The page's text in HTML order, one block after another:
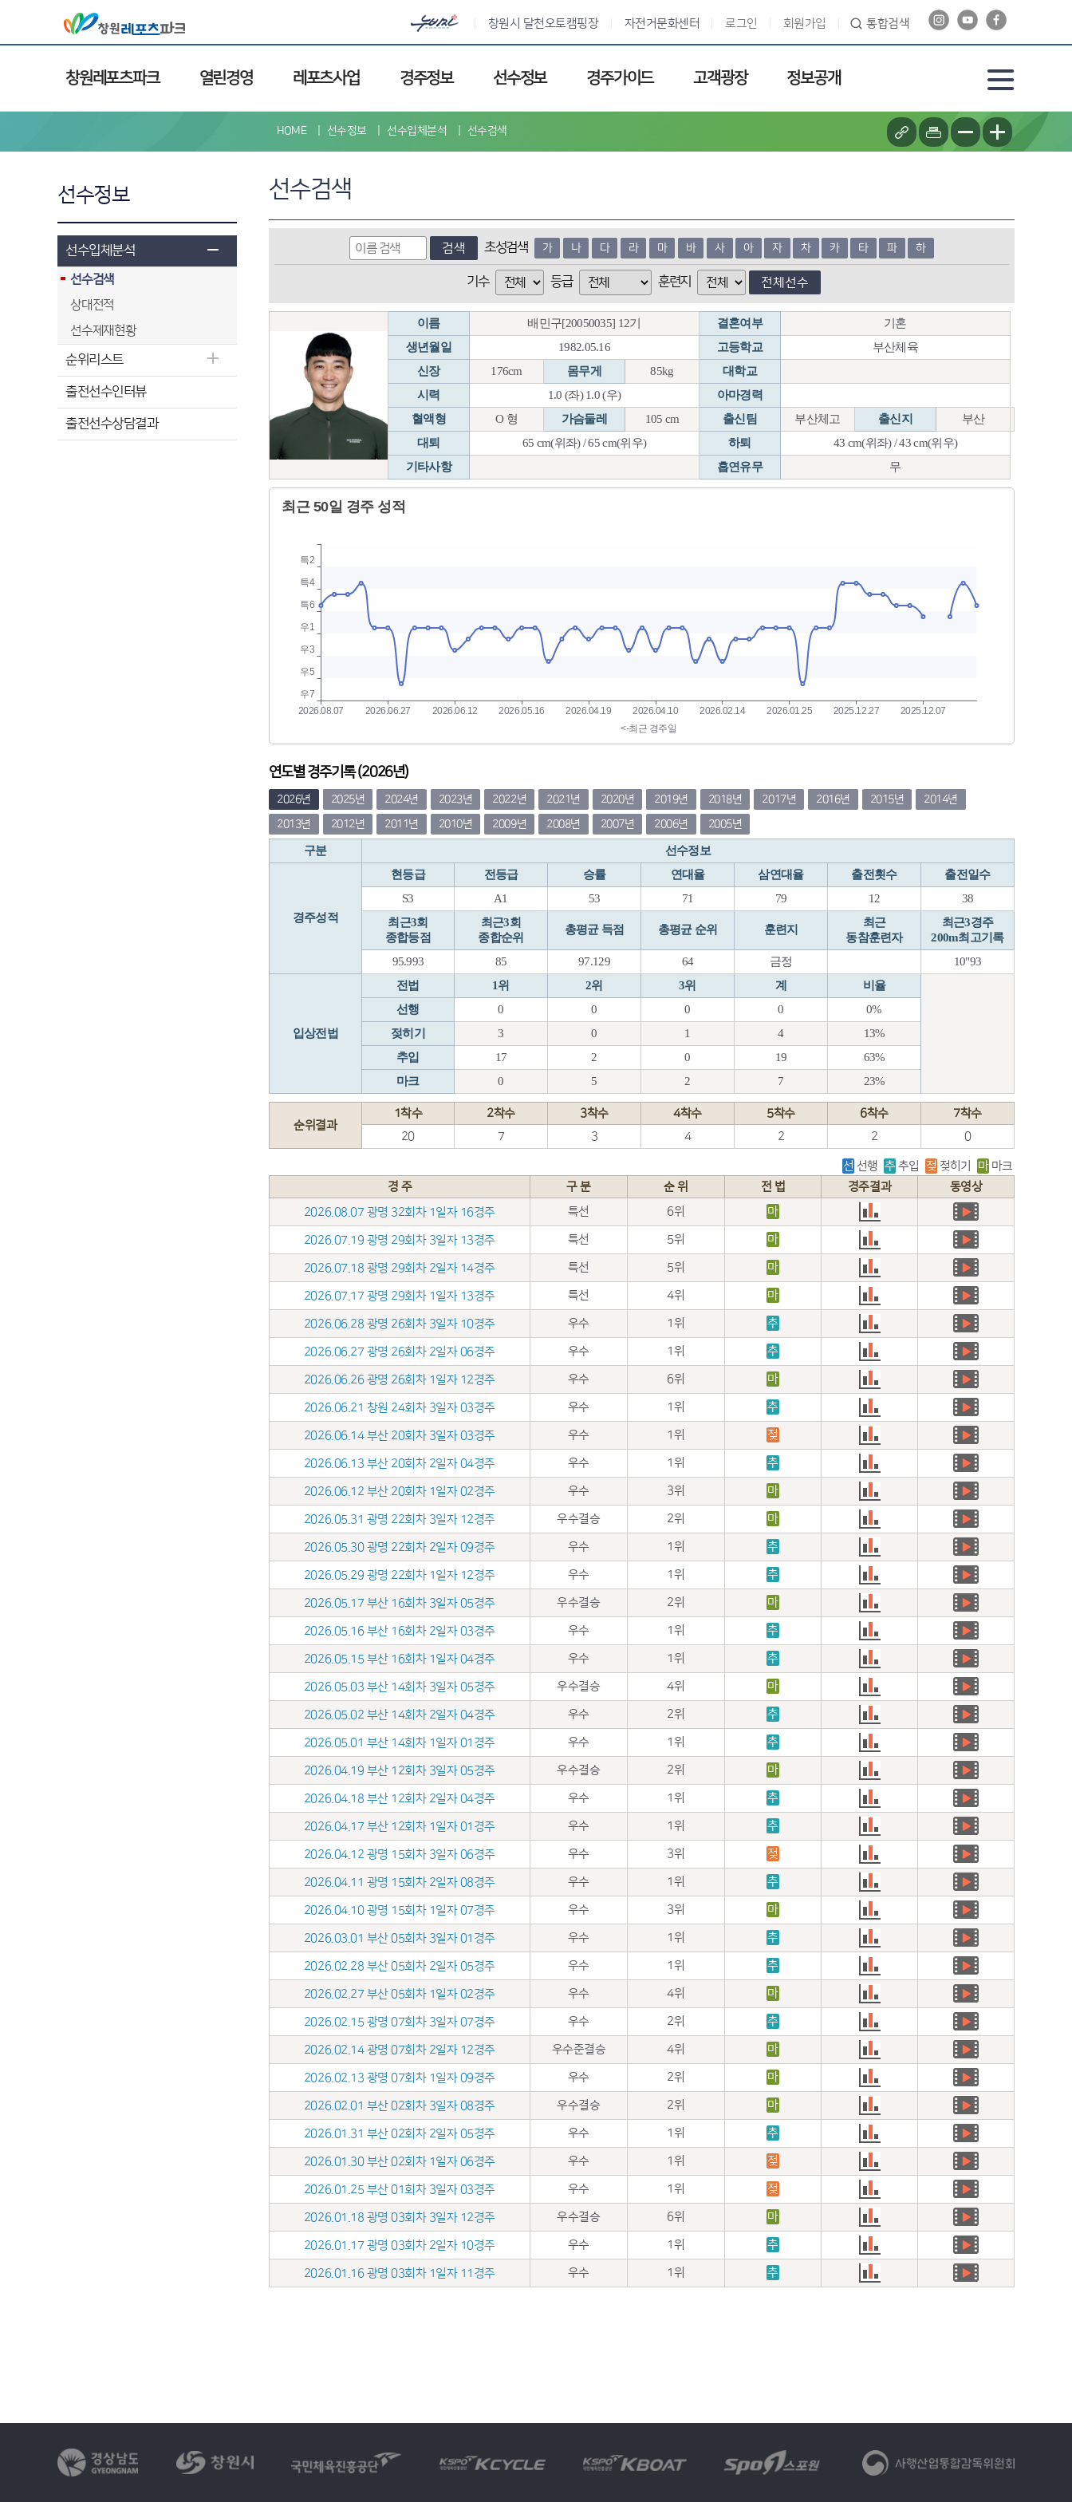
창원시 달천오토캠핑장 자전거문화센터 로그인 회원가입 통합검색
창원레포츠파크 열린경영 레포츠사업 경주정보 선수정보 경주가이드 고객광장 정보공개
선수정보
선수입체분석
선수검색
상대전적
선수제재현황
순위리스트
출전선수인터뷰
출전선수상담결과
HOME 선수정보 선수입체분석 선수검색
선수검색
검색 초성검색 가 나 다 라 마 바 사 아 자 차 카 타 파 하
기수 등급 훈련지 전체선수
이름 배민구[20050035] 12기 결혼여부
기혼
생년월일
1982.05.16 고등학교
부산체육
신장
176cm 몸무게 85kg
대학교
시력
1.0 (좌) 1.0 (우)
아마경력
혈액형
O 형 가슴둘레 105 cm 출신팀 부산체고 출신지
부산
대퇴
65 cm(위좌) / 65 cm(위우) 하퇴
43 cm(위좌) / 43 cm(위우)
기타사항
흡연유무 무
연도별 경주기록 (2026년)
2026년 2025년 2024년 2023년 2022년 2021년 2020년 2019년 2018년 2017년 2016년 2015년
2014년
2013년
2012년 2011년 2010년 2009년 2008년 2007년 2006년 2005년
구분 선수정보
경주성적
현등급 전등급 승률 연대율 삼연대율 출전횟수
출전일수
S3
A1 53 71 79 12
38
최근3회
종합등점
최근3회
종합순위
총평균 득점 총평균 순위 훈련지
최근
동참훈련자
최근3경주
200m최고기록
95.993
85 97.129 64 금정 10"93
입상전법
전법 1위 2위 3위 계
비율
선행
0 0 0 0
0%
젖히기
3 0 1 4
13%
추입
17 2 0 19
63%
마크
0 5 2 7 23%
순위결과
1착수 2착수 3착수 4착수 5착수 6착수
7착수
20
7 3 4 2 2 0
선 선행 추 추입 젖 젖히기 마 마크
경 주
구 분 순 위 전 법 경주결과
동영상
2026.08.07 광명 32회차 1일자 16경주
특선 6위 마
2026.07.19 광명 29회차 3일자 13경주 특선 5위 마
2026.07.18 광명 29회차 2일자 14경주 특선 5위 마
2026.07.17 광명 29회차 1일자 13경주 특선 4위 마
2026.06.28 광명 26회차 3일자 10경주 우수 1위 추
2026.06.27 광명 26회차 2일자 06경주 우수 1위 추
2026.06.26 광명 26회차 1일자 12경주 우수 6위 마
2026.06.21 창원 24회차 3일자 03경주 우수 1위 추
2026.06.14 부산 20회차 3일자 03경주 우수 1위 젖
2026.06.13 부산 20회차 2일자 04경주 우수 1위 추
2026.06.12 부산 20회차 1일자 02경주 우수 3위 마
2026.05.31 광명 22회차 3일자 12경주 우수결승 2위 마
2026.05.30 광명 22회차 2일자 09경주 우수 1위 추
2026.05.29 광명 22회차 1일자 12경주 우수 1위 추
2026.05.17 부산 16회차 3일자 05경주 우수결승 2위 마
2026.05.16 부산 16회차 2일자 03경주 우수 1위 추
2026.05.15 부산 16회차 1일자 04경주 우수 1위 추
2026.05.03 부산 14회차 3일자 05경주 우수결승 4위 마
2026.05.02 부산 14회차 2일자 04경주 우수 2위 추
2026.05.01 부산 14회차 1일자 01경주 우수 1위 추
2026.04.19 부산 12회차 3일자 05경주 우수결승 2위 마
2026.04.18 부산 12회차 2일자 04경주 우수 1위 추
2026.04.17 부산 12회차 1일자 01경주 우수 1위 추
2026.04.12 광명 15회차 3일자 06경주 우수 3위 젖
2026.04.11 광명 15회차 2일자 08경주 우수 1위 추
2026.04.10 광명 15회차 1일자 07경주 우수 3위 마
2026.03.01 부산 05회차 3일자 01경주 우수 1위 추
2026.02.28 부산 05회차 2일자 05경주 우수 1위 추
2026.02.27 부산 05회차 1일자 02경주 우수 4위 마
2026.02.15 광명 07회차 3일자 07경주 우수 2위 추
2026.02.14 광명 07회차 2일자 12경주 우수준결승 4위 마
2026.02.13 광명 07회차 1일자 09경주 우수 2위 마
2026.02.01 부산 02회차 3일자 08경주 우수결승 2위 마
2026.01.31 부산 02회차 2일자 05경주 우수 1위 추
2026.01.30 부산 02회차 1일자 06경주 우수 1위 젖
2026.01.25 부산 01회차 3일자 03경주 우수 1위 젖
2026.01.18 광명 03회차 3일자 12경주 우수결승 6위 마
2026.01.17 광명 03회차 2일자 10경주 우수 1위 추
2026.01.16 광명 03회차 1일자 11경주 우수 1위 추